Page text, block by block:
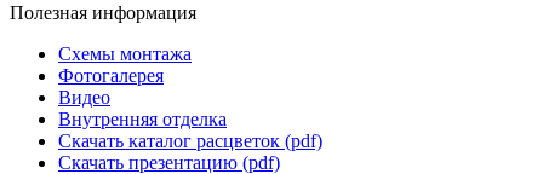
Полезная информация
Схемы монтажа
Фотогалерея
Видео
Внутренняя отделка
Скачать каталог расцветок (pdf)
Скачать презентацию (pdf)